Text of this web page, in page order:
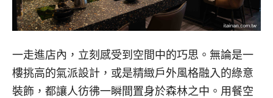
一走進店內，立刻感受到空間中的巧思。無論是一
樓挑高的氣派設計，或是精緻戶外風格融入的綠意
裝飾，都讓人彷彿一瞬間置身於森林之中。用餐空